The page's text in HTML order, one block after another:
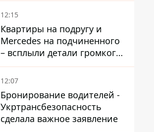
службе, чтобы получить
12:15
Квартиры на подругу и
Mercedes на подчиненного
– всплыли детали громкого
дела НАБУ против
Стефанишиной
12:07
Бронирование водителей -
Укртрансбезопасность
сделала важное заявление